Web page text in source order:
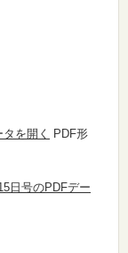
を開く
PDF形
日号のPDFデー